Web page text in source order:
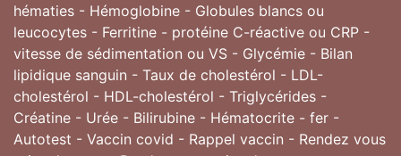
hématies - Hémoglobine - Globules blancs ou
leucocytes - Ferritine - protéine C-réactive ou CRP -
vitesse de sédimentation ou VS - Glycémie - Bilan
lipidique sanguin - Taux de cholestérol - LDL-
cholestérol - HDL-cholestérol - Triglycérides -
Créatine - Urée - Bilirubine - Hématocrite - fer -
Autotest - Vaccin covid - Rappel vaccin - Rendez vous